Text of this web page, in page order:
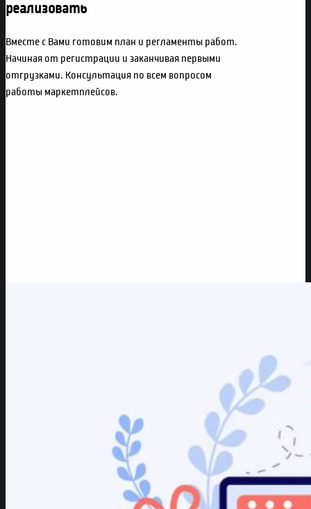
реализовать
Вместе с Вами готовим план и регламенты работ.
Начиная от регистрации и заканчивая первыми
отгрузками. Консультация по всем вопросом
работы маркетплейсов.